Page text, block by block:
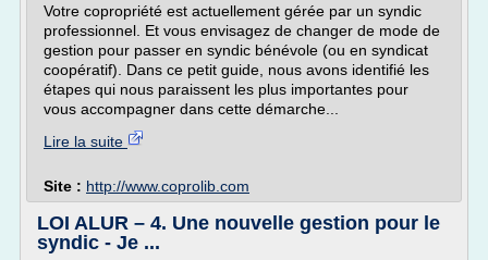
Votre copropriété est actuellement gérée par un syndic
professionnel. Et vous envisagez de changer de mode de
gestion pour passer en syndic bénévole (ou en syndicat
coopératif). Dans ce petit guide, nous avons identifié les
étapes qui nous paraissent les plus importantes pour
vous accompagner dans cette démarche...
Lire la suite
Site : http://www.coprolib.com
LOI ALUR – 4. Une nouvelle gestion pour le
syndic - Je ...